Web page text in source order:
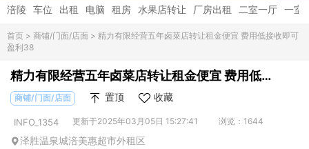
涪陵 车位 出租 电脑 租房 水果店转让 厂房出租 二室一厅 一室
首页 > 商铺/门面/店面 > 精力有限经营五年卤菜店转让租金便宜 费用低接收即可
盈利38
精力有限经营五年卤菜店转让租金便宜 费用低接
收即可盈利38
商铺/门面/店面 置顶 收藏
INFO_1354 更新于2025年03月05日 15:27:41 浏览：1644
泽胜温泉城涪美惠超市外租区